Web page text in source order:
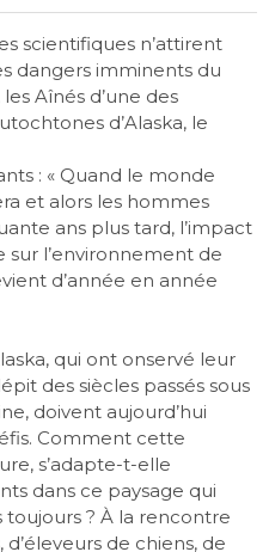
scientifiques n’attirent
dangers imminents du
Aînés d’une des
d’Alaska, le
: « Quand le monde
et alors les hommes
ans plus tard, l’impact
l’environnement de
d’année en année
qui ont onservé leur
des siècles passés sous
doivent aujourd’hui
Comment cette
s’adapte-t-elle
dans ce paysage qui
toujours ? À la rencontre
de chiens, de